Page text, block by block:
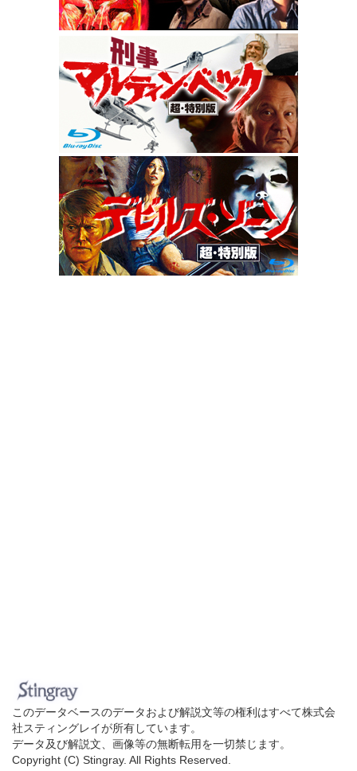
このデータベースのデータおよび解説文等の権利はすべて株式会
社スティングレイが所有しています。
データ及び解説文、画像等の無断転用を一切禁じます。
Copyright (C) Stingray. All Rights Reserved.